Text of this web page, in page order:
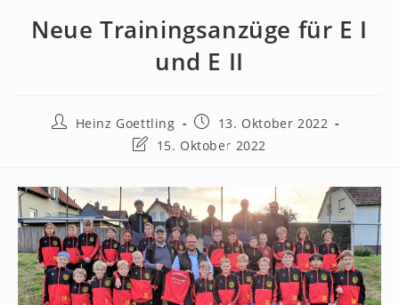
Neue Trainingsanzüge für E I
und E II
Beitrags-
Heinz Goettling
Beitrag
veröffentlicht:
13. Oktober 2022
Beitrag
am:
15. Oktober 2022